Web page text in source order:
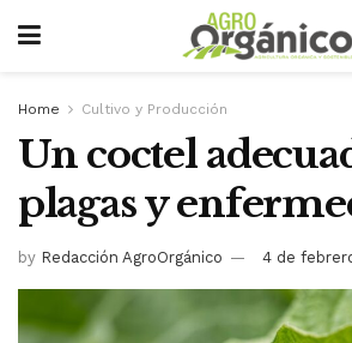
Home Cultivo y Producción
Un coctel
plagas y
by Redacción AgroOrgánico 4 de